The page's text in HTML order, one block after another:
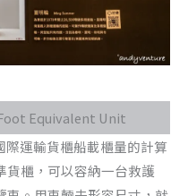
Equivalent Unit
運輸貨櫃船載櫃量的計算
貨櫃，可以容納一台救護